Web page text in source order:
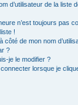
d’utilisateur de la liste
n’est toujours pas
!
côté de mon nom
?
je le modifier ?
lorsque je